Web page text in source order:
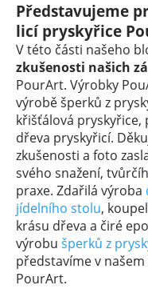
Představujeme
licí pryskyřice
V této části našeho
zkušenosti našich
PourArt. Výrobky
výrobě šperků z
křišťálová pryskyřice,
dřeva pryskyřicí.
zkušenosti a foto
svého snažení,
praxe. Zdařilá výroba
jídelního stolu,
krásu dřeva a čiré
výrobu šperků z
představíme v
PourArt.